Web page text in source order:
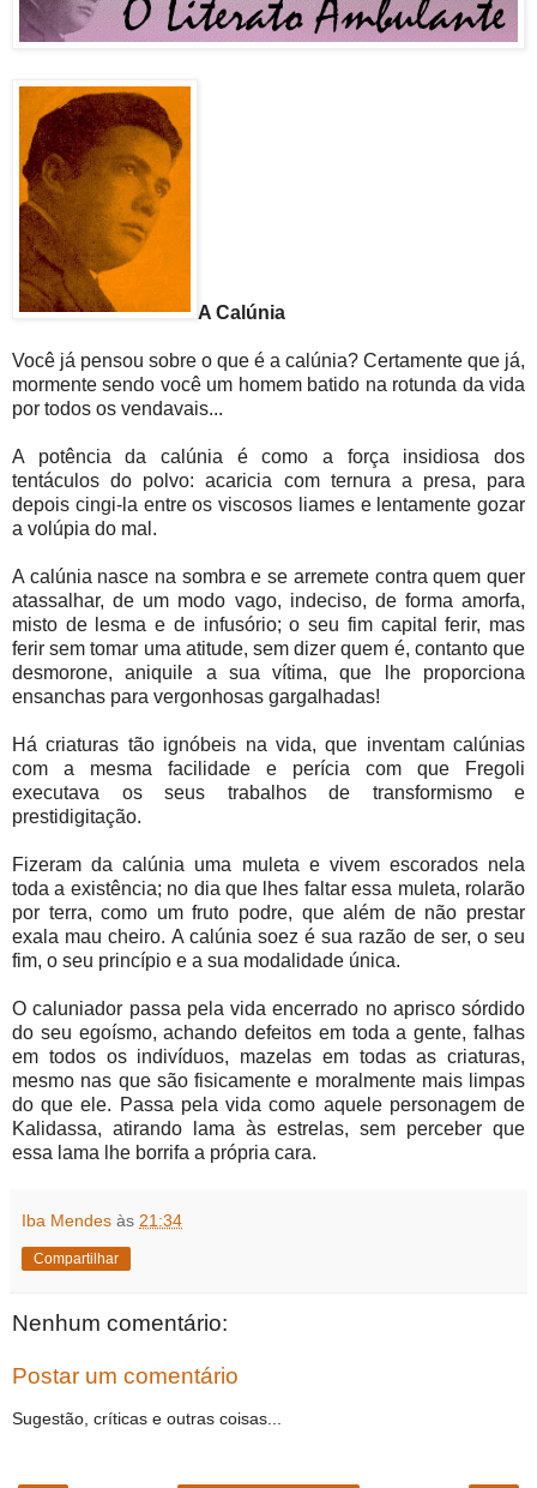
A Calúnia
Você já pensou sobre o que é a calúnia? Certamente que já,
mormente sendo você um homem batido na rotunda da vida
por todos os vendavais...
A potência da calúnia é como a força insidiosa dos
tentáculos do polvo: acaricia com ternura a presa, para
depois cingi-la entre os viscosos liames e lentamente gozar
a volúpia do mal.
A calúnia nasce na sombra e se arremete contra quem quer
atassalhar, de um modo vago, indeciso, de forma amorfa,
misto de lesma e de infusório; o seu fim capital ferir, mas
ferir sem tomar uma atitude, sem dizer quem é, contanto que
desmorone, aniquile a sua vítima, que lhe proporciona
ensanchas para vergonhosas gargalhadas!
Há criaturas tão ignóbeis na vida, que inventam calúnias
com a mesma facilidade e perícia com que Fregoli
executava os seus trabalhos de transformismo e
prestidigitação.
Fizeram da calúnia uma muleta e vivem escorados nela
toda a existência; no dia que lhes faltar essa muleta, rolarão
por terra, como um fruto podre, que além de não prestar
exala mau cheiro. A calúnia soez é sua razão de ser, o seu
fim, o seu princípio e a sua modalidade única.
O caluniador passa pela vida encerrado no aprisco sórdido
do seu egoísmo, achando defeitos em toda a gente, falhas
em todos os indivíduos, mazelas em todas as criaturas,
mesmo nas que são fisicamente e moralmente mais limpas
do que ele. Passa pela vida como aquele personagem de
Kalidassa, atirando lama às estrelas, sem perceber que
essa lama lhe borrifa a própria cara.
Iba Mendes às 21:34
Compartilhar
Nenhum comentário:
Postar um comentário
Sugestão, críticas e outras coisas...